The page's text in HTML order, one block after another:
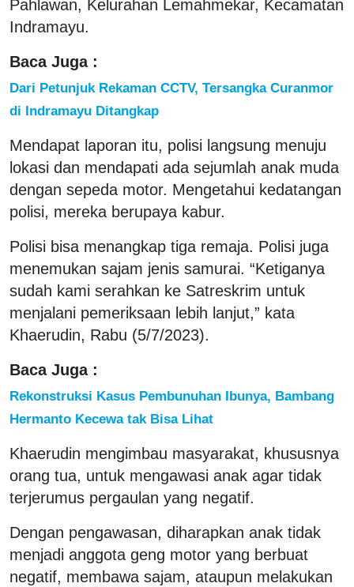
Pahlawan, Kelurahan Lemahmekar, Kecamatan
Indramayu.
Baca Juga :
Dari Petunjuk Rekaman CCTV, Tersangka Curanmor
di Indramayu Ditangkap
Mendapat laporan itu, polisi langsung menuju
lokasi dan mendapati ada sejumlah anak muda
dengan sepeda motor. Mengetahui kedatangan
polisi, mereka berupaya kabur.
Polisi bisa menangkap tiga remaja. Polisi juga
menemukan sajam jenis samurai. “Ketiganya
sudah kami serahkan ke Satreskrim untuk
menjalani pemeriksaan lebih lanjut,” kata
Khaerudin, Rabu (5/7/2023).
Baca Juga :
Rekonstruksi Kasus Pembunuhan Ibunya, Bambang
Hermanto Kecewa tak Bisa Lihat
Khaerudin mengimbau masyarakat, khususnya
orang tua, untuk mengawasi anak agar tidak
terjerumus pergaulan yang negatif.
Dengan pengawasan, diharapkan anak tidak
menjadi anggota geng motor yang berbuat
negatif, membawa sajam, ataupun melakukan